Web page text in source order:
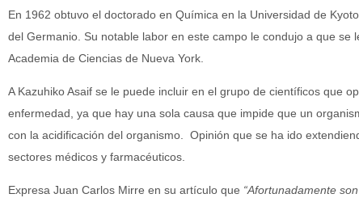
En 1962 obtuvo el doctorado en Química en la Universidad de
del Germanio. Su notable labor en este campo le condujo a que se
Academia de Ciencias de Nueva York.
A Kazuhiko Asaif se le puede incluir en el grupo de científicos que
enfermedad, ya que hay una sola causa que impide que un
con la acidificación del organismo. Opinión que se ha ido
sectores médicos y farmacéuticos.
Expresa Juan Carlos Mirre en su artículo que “Afortunadamente